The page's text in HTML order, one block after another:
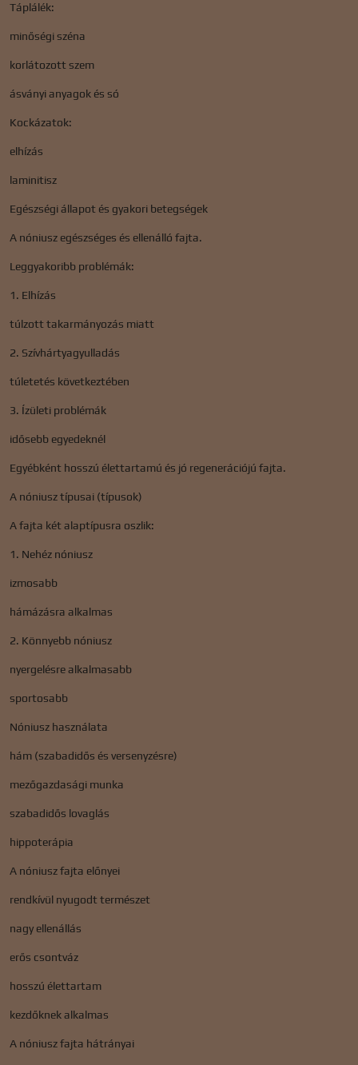
Táplálék:
minőségi széna
korlátozott szem
ásványi anyagok és só
Kockázatok:
elhízás
laminitisz
Egészségi állapot és gyakori betegségek
A nóniusz egészséges és ellenálló fajta.
Leggyakoribb problémák:
1. Elhízás
túlzott takarmányozás miatt
2. Szívhártyagyulladás
túletetés következtében
3. Ízületi problémák
idősebb egyedeknél
Egyébként hosszú élettartamú és jó regenerációjú fajta.
A nóniusz típusai (típusok)
A fajta két alaptípusra oszlik:
1. Nehéz nóniusz
izmosabb
hámázásra alkalmas
2. Könnyebb nóniusz
nyergelésre alkalmasabb
sportosabb
Nóniusz használata
hám (szabadidős és versenyzésre)
mezőgazdasági munka
szabadidős lovaglás
hippoterápia
A nóniusz fajta előnyei
rendkívül nyugodt természet
nagy ellenállás
erős csontváz
hosszú élettartam
kezdőknek alkalmas
A nóniusz fajta hátrányai